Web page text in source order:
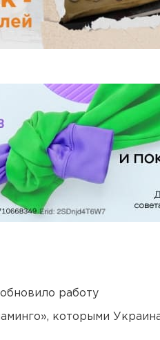
работу
которыми